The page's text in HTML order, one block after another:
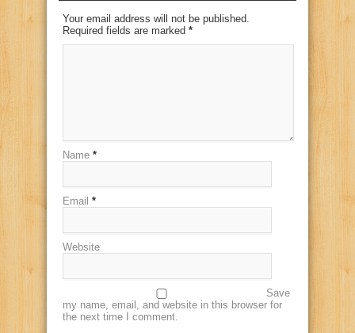
Your email address will not be published.
Required fields are marked *
Name *
Email *
Website
Save
my name, email, and website in this browser for
the next time I comment.